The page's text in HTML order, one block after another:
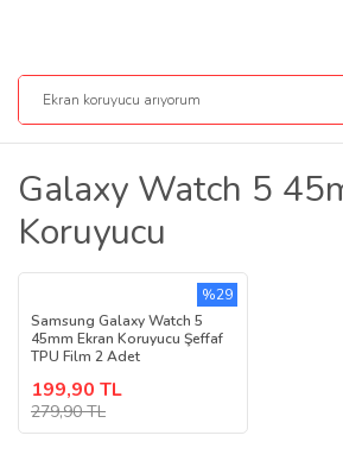
Galaxy Watch 5
Koruyucu
Samsung Galaxy Watch 5
45mm Ekran Koruyucu Şeffaf
TPU Film 2 Adet
199,90 TL
279,90 TL
%29